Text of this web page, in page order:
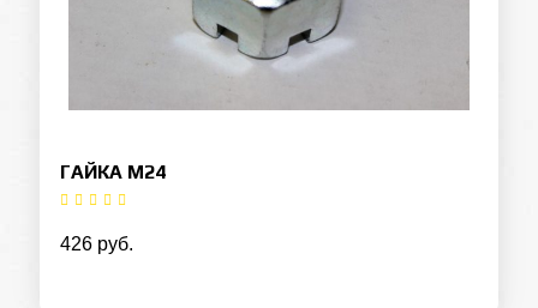
ГАЙКА М24
426 руб.